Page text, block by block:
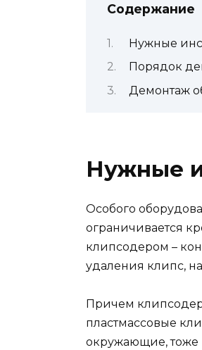
Содержание
Нужные
Порядок
Демонтаж
Нужные
Особого
ограничивается
клипсодером –
удаления клипс,
Причем
пластмассовые
окружающие, тоже